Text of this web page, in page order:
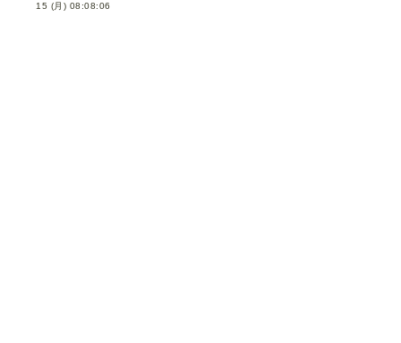
15 (月) 08:08:06